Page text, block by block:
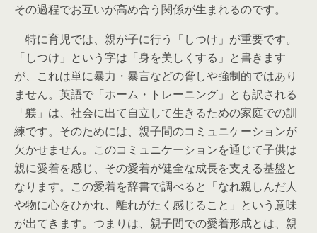
その過程でお互いが高め合う関係が生まれるのです。
特に育児では、親が子に行う「しつけ」が重要です。
「しつけ」という字は「身を美しくする」と書きます
が、これは単に暴力・暴言などの脅しや強制的ではあり
ません。英語で「ホーム・トレーニング」とも訳される
「躾」は、社会に出て自立して生きるための家庭での訓
練です。そのためには、親子間のコミュニケーションが
欠かせません。このコミュニケーションを通じて子供は
親に愛着を感じ、その愛着が健全な成長を支える基盤と
なります。この愛着を辞書で調べると「なれ親しんだ人
や物に心をひかれ、離れがたく感じること」という意味
が出てきます。つまりは、親子間での愛着形成とは、親